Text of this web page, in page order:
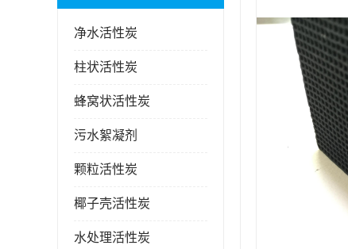
净水活性炭
柱状活性炭
蜂窝状活性炭
污水絮凝剂
颗粒活性炭
椰子壳活性炭
水处理活性炭